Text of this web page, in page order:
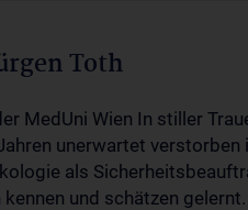
Toth
MedUni Wien In stiller
unerwartet
als
und schätzen